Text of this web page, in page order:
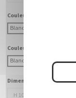
Couleur Lumière :
Blanc Chaud
Couleur Fibre :
Blanc
Coloré (à
Dimensions :